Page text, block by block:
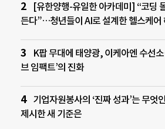
[유한양행-유일한 아카데미] “코딩
든다”…청년들이 AI로 설계한 헬스케어
K팝 무대에 태양광, 이케아엔 수선
브 임팩트’의 진화
기업자원봉사의 ‘진짜 성과’는 무엇
제시한 새 기준은